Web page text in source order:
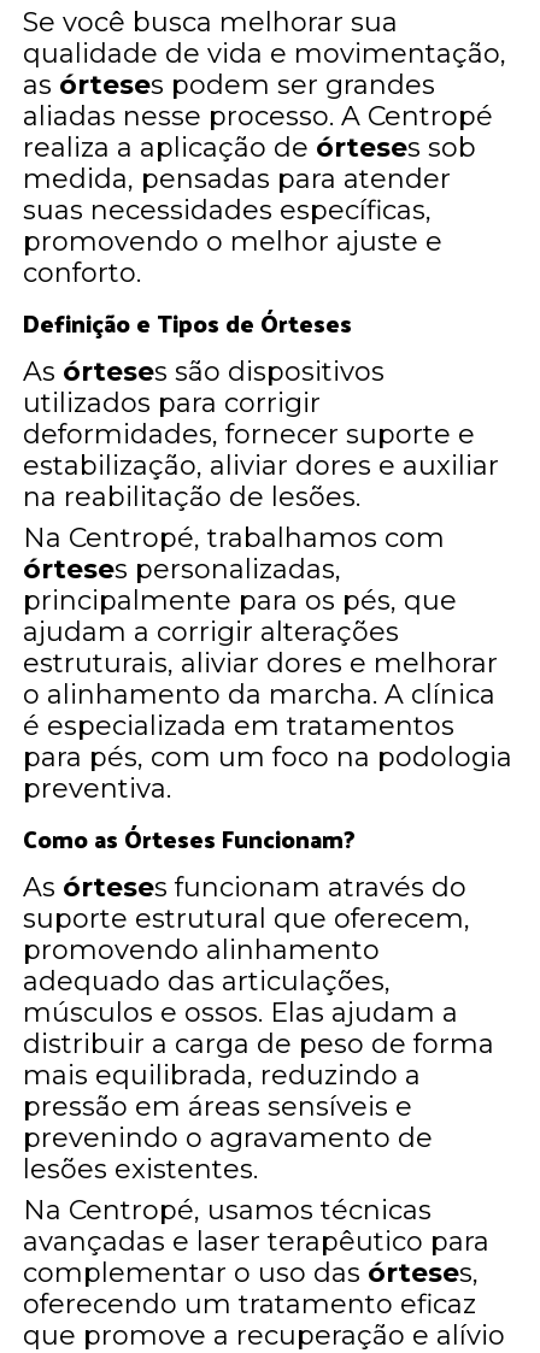
Se você busca melhorar sua
qualidade de vida e movimentação,
as órteses podem ser grandes
aliadas nesse processo. A Centropé
realiza a aplicação de órteses sob
medida, pensadas para atender
suas necessidades específicas,
promovendo o melhor ajuste e
conforto.
Definição e Tipos de Órteses
As órteses são dispositivos
utilizados para corrigir
deformidades, fornecer suporte e
estabilização, aliviar dores e auxiliar
na reabilitação de lesões.
Na Centropé, trabalhamos com
órteses personalizadas,
principalmente para os pés, que
ajudam a corrigir alterações
estruturais, aliviar dores e melhorar
o alinhamento da marcha. A clínica
é especializada em tratamentos
para pés, com um foco na podologia
preventiva.
Como as Órteses Funcionam?
As órteses funcionam através do
suporte estrutural que oferecem,
promovendo alinhamento
adequado das articulações,
músculos e ossos. Elas ajudam a
distribuir a carga de peso de forma
mais equilibrada, reduzindo a
pressão em áreas sensíveis e
prevenindo o agravamento de
lesões existentes.
Na Centropé, usamos técnicas
avançadas e laser terapêutico para
complementar o uso das órteses,
oferecendo um tratamento eficaz
que promove a recuperação e alívio